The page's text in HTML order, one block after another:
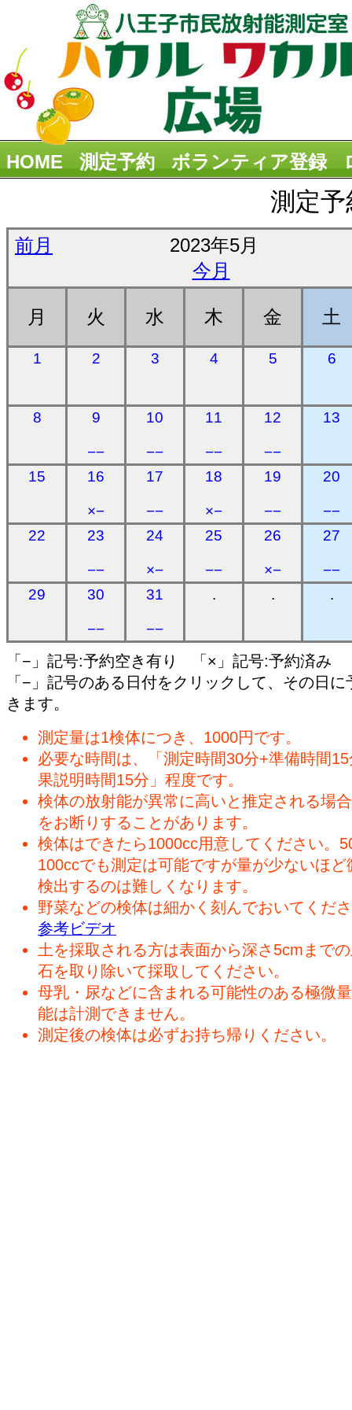
HOME 測定予約 ボランティア登録
測定
前月
2023年5月
今月
月 火 水 木 金 土
1 2 3 4 5 6
8 9
−−
10
−−
11
−−
12
−−
13
15 16
×−
17
−−
18
×−
19
−−
20
−−
22
23
−−
24
×−
25
−−
26
×−
27
−−
29
30
−−
31
−−
. . .
「−」記号:予約空き有り 「×」記号:予約済み
「−」記号のある日付をクリックして、その日に
きます。
測定量は1検体につき、1000円です。
必要な時間は、「測定時間30分+準備時間
果説明時間15分」程度です。
検体の放射能が異常に高いと推定される場
をお断りすることがあります。
検体はできたら1000cc用意してください。
100ccでも測定は可能ですが量が少ないほど
検出するのは難しくなります。
野菜などの検体は細かく刻んでおいてくだ
参考ビデオ
土を採取される方は表面から深さ5cmまで
石を取り除いて採取してください。
母乳・尿などに含まれる可能性のある極微
能は計測できません。
測定後の検体は必ずお持ち帰りください。